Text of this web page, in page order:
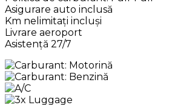
Asigurare auto inclusă
Km nelimitați incluși
Livrare aeroport
Asistență 27/7